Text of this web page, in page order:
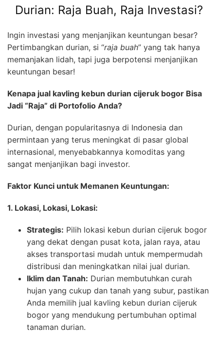
Alpukat
Durian: Raja Buah, Raja Investasi?
Ingin investasi yang menjanjikan keuntungan besar?
Pertimbangkan durian, si “raja buah” yang tak hanya
memanjakan lidah, tapi juga berpotensi menjanjikan
keuntungan besar!
Kenapa jual kavling kebun durian cijeruk bogor Bisa
Jadi “Raja” di Portofolio Anda?
Durian, dengan popularitasnya di Indonesia dan
permintaan yang terus meningkat di pasar global
internasional, menyebabkannya komoditas yang
sangat menjanjikan bagi investor.
Faktor Kunci untuk Memanen Keuntungan:
1. Lokasi, Lokasi, Lokasi:
Strategis: Pilih lokasi kebun durian cijeruk bogor
yang dekat dengan pusat kota, jalan raya, atau
akses transportasi mudah untuk mempermudah
distribusi dan meningkatkan nilai jual durian.
Iklim dan Tanah: Durian membutuhkan curah
hujan yang cukup dan tanah yang subur, pastikan
Anda memilih jual kavling kebun durian cijeruk
bogor yang mendukung pertumbuhan optimal
tanaman durian.